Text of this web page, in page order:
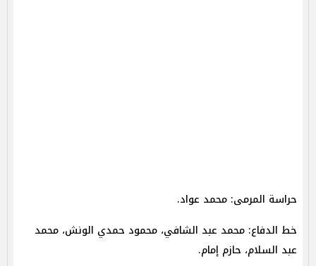
حراسة المرمى: محمد عواد.
خط الدفاع: محمد عبد الشافي، محمود حمدي الونش، محمد
عبد السلام، حازم إمام.